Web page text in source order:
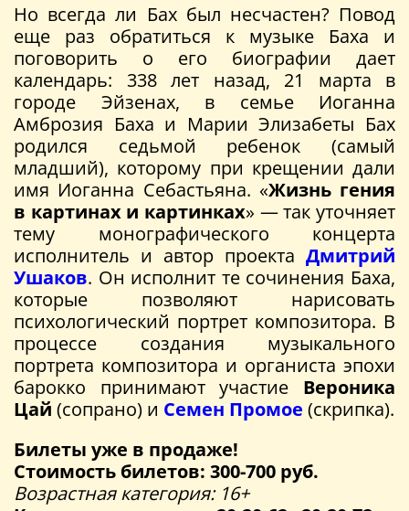
Но всегда ли Бах был несчастен? Повод
еще раз обратиться к музыке Баха и
поговорить о его биографии дает
календарь: 338 лет назад, 21 марта в
городе Эйзенах, в семье Иоганна
Амброзия Баха и Марии Элизабеты Бах
родился седьмой ребенок (самый
младший), которому при крещении дали
имя Иоганна Себастьяна. «Жизнь гения
в картинах и картинках» — так уточняет
тему монографического концерта
исполнитель и автор проекта Дмитрий
Ушаков. Он исполнит те сочинения Баха,
которые позволяют нарисовать
психологический портрет композитора. В
процессе создания музыкального
портрета композитора и органиста эпохи
барокко принимают участие Вероника
Цай (сопрано) и Семен Промое (скрипка).
Билеты уже в продаже!
Стоимость билетов: 300-700 руб.
Возрастная категория: 16+